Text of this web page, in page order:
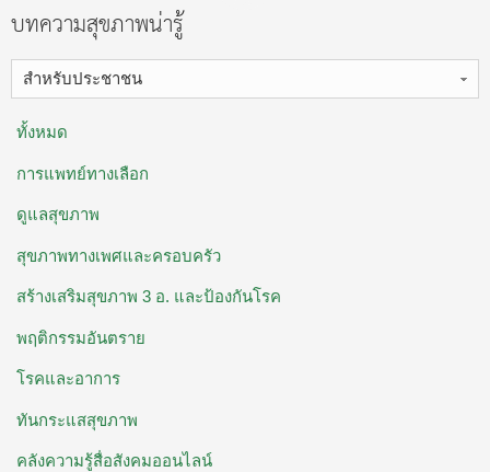
บทความสุขภาพน่ารู้
สำหรับประชาชน
ทั้งหมด
การแพทย์ทางเลือก
ดูแลสุขภาพ
สุขภาพทางเพศและครอบครัว
สร้างเสริมสุขภาพ 3 อ. ​และป้องกันโรค
พฤติกรรมอันตราย
โรคและอาการ
ทันกระแสสุขภาพ
คลังความรู้สื่อสังคมออนไลน์